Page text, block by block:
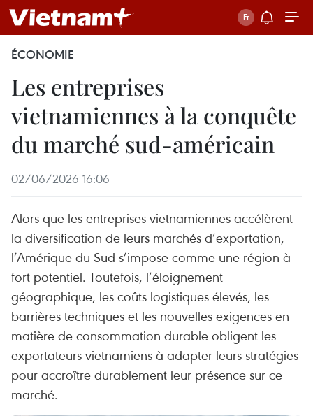
ÉCONOMIE
Les entreprises
vietnamiennes à la conquête
du marché sud-américain
02/06/2026 16:06
Alors que les entreprises vietnamiennes accélèrent
la diversification de leurs marchés d’exportation,
l’Amérique du Sud s’impose comme une région à
fort potentiel. Toutefois, l’éloignement
géographique, les coûts logistiques élevés, les
barrières techniques et les nouvelles exigences en
matière de consommation durable obligent les
exportateurs vietnamiens à adapter leurs stratégies
pour accroître durablement leur présence sur ce
marché.